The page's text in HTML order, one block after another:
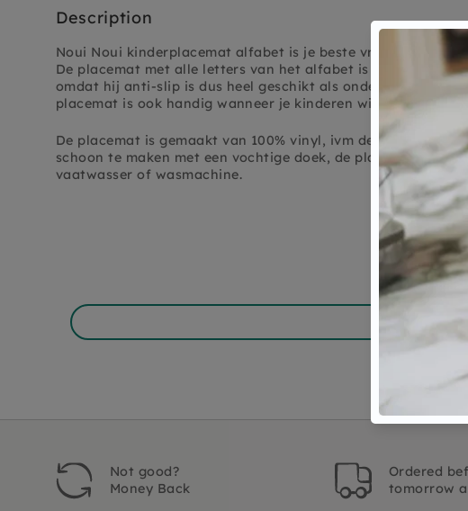
Description
Noui Noui kinderplacemat alfabet is je beste vriend voor
De placemat met alle letters van het alfabet is makkelijk
omdat hij anti-slip is dus heel geschikt als ondergrond tijdens
placemat is ook handig wanneer je kinderen willen verven
De placemat is gemaakt van 100% vinyl, ivm de print
schoon te maken met een vochtige doek, de placemat mag
vaatwasser of wasmachine.
Not good?
Money Back
Ordered
tomorrow